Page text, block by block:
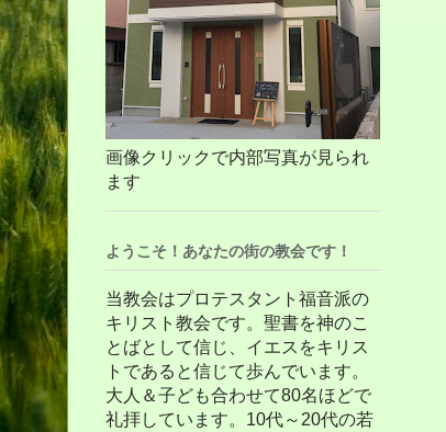
画像クリックで内部写真が見られ
ます
ようこそ！あなたの街の教会です！
当教会はプロテスタント福音派の
キリスト教会です。聖書を神のこ
とばとして信じ、イエスをキリス
トであると信じて歩んでいます。
大人＆子ども合わせて80名ほどで
礼拝しています。10代～20代の若